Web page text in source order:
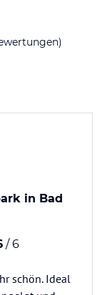
in Bad
/ 6
schön. Ideal